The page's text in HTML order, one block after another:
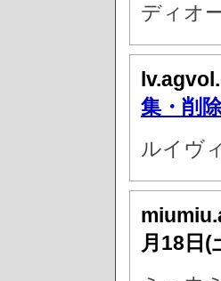
ディオ
集・削
ルイヴ
月18日(